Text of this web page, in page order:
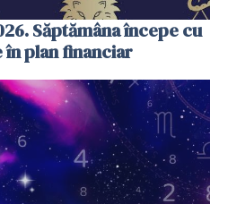
Săptămâna începe cu
plan financiar